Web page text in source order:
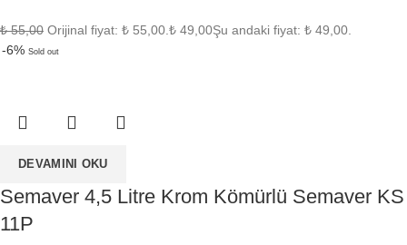
₺55,00 Orijinal fiyat: ₺ 55,00. ₺ 49,00Şu andaki fiyat: ₺ 49,00.
-6% Sold out
DEVAMINI OKU
Semaver 4,5 Litre Krom Kömürlü Semaver KS
11P